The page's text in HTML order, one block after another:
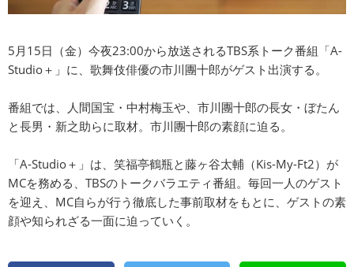
5月15日（金）今夜23:00から放送されるTBS系トーク番組「A-
Studio＋」に、歌舞伎俳優の市川團十郎がゲスト出演する。
番組では、人間国宝・中村梅玉や、市川團十郎の長女・ぼたん
と長男・新之助らに取材。市川團十郎の素顔に迫る。
「A-Studio＋」は、笑福亭鶴瓶と藤ヶ谷太輔（Kis-My-Ft2）が
MCを務める、TBSのトークバラエティ番組。毎回一人のゲスト
を迎え、MC自らが行う徹底した事前取材をもとに、ゲストの素
顔や知られざる一面に迫っていく。